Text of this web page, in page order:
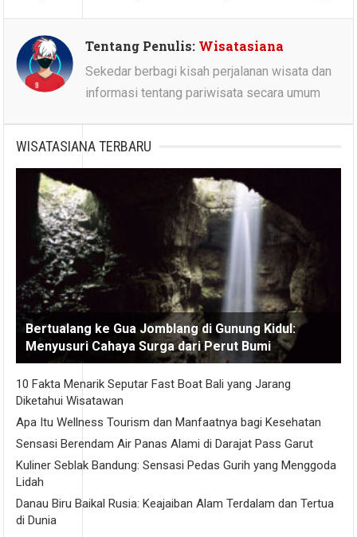
Tentang Penulis: Wisatasiana
Sekedar berbagi kisah perjalanan wisata dan
informasi tentang pariwisata secara umum
WISATASIANA TERBARU
Bertualang ke Gua Jomblang di Gunung Kidul:
Menyusuri Cahaya Surga dari Perut Bumi
10 Fakta Menarik Seputar Fast Boat Bali yang Jarang
Diketahui Wisatawan
Apa Itu Wellness Tourism dan Manfaatnya bagi Kesehatan
Sensasi Berendam Air Panas Alami di Darajat Pass Garut
Kuliner Seblak Bandung: Sensasi Pedas Gurih yang Menggoda
Lidah
Danau Biru Baikal Rusia: Keajaiban Alam Terdalam dan Tertua
di Dunia